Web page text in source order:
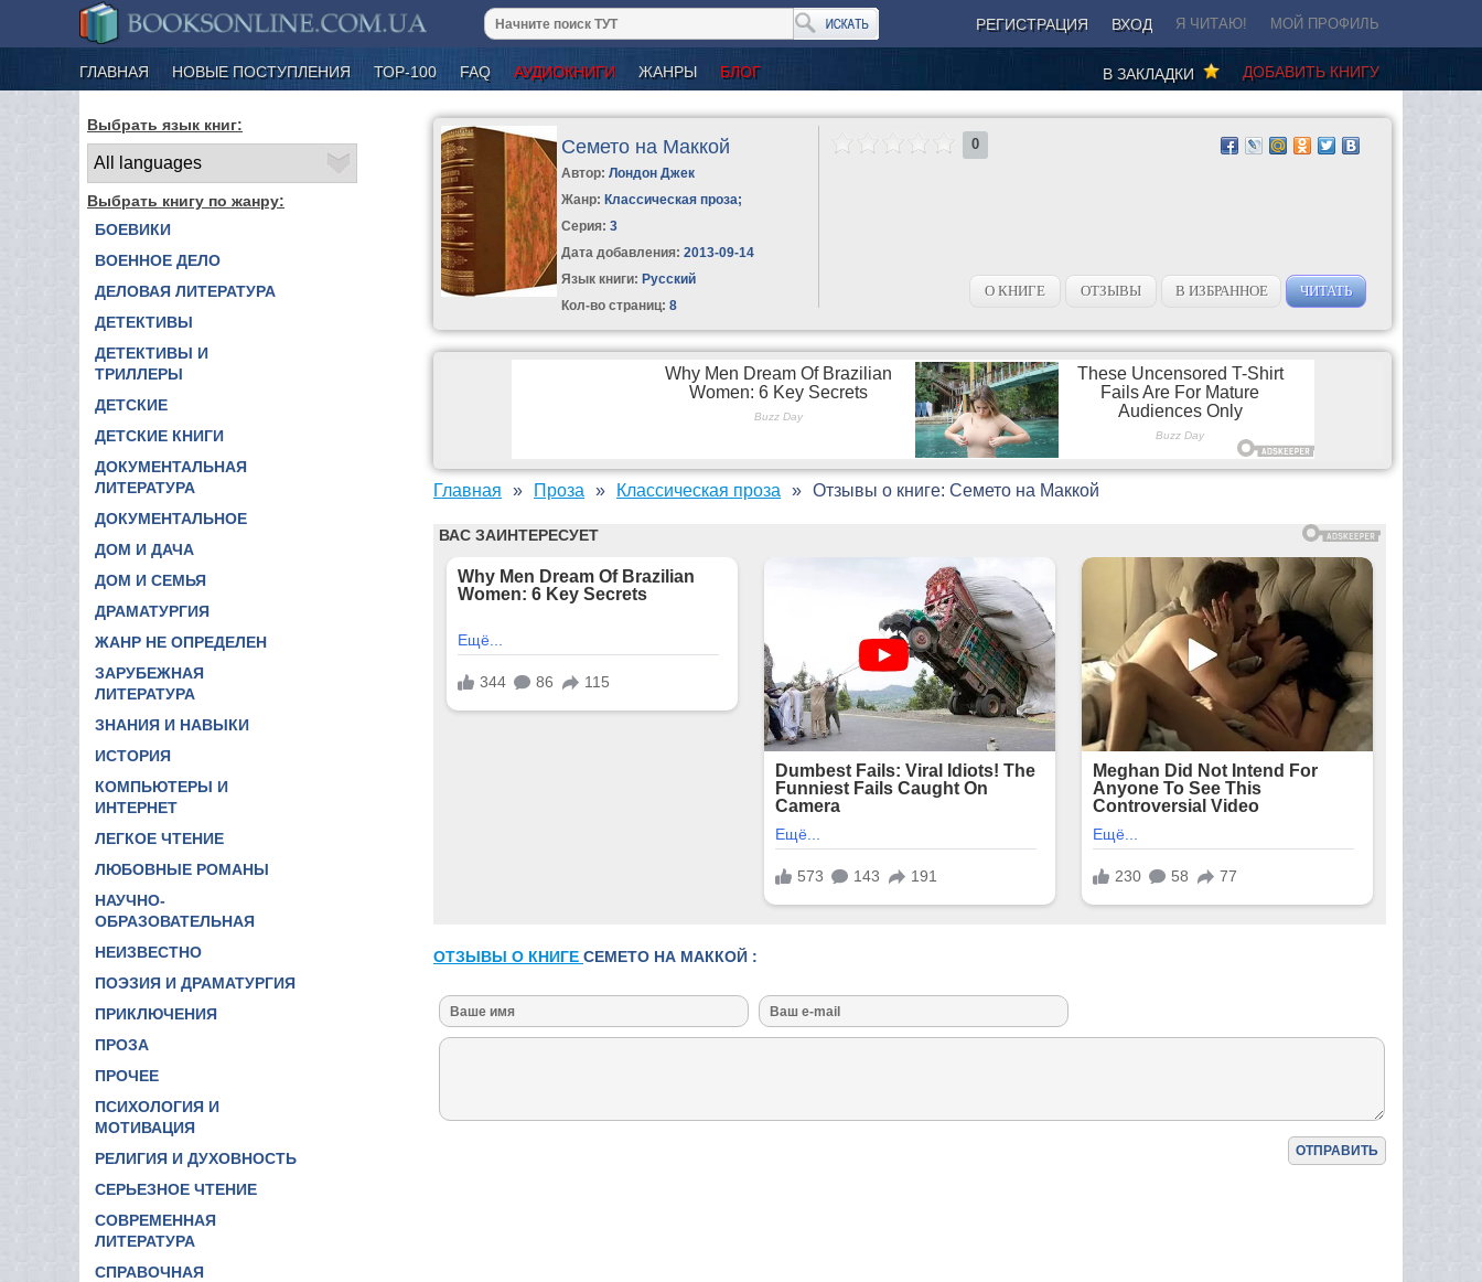
РЕГИСТРАЦИЯ ВХОД Я ЧИТАЮ! МОЙ ПРОФИЛЬ
ГЛАВНАЯ НОВЫЕ ПОСТУПЛЕНИЯ ТОР-100 FAQ АУДИОКНИГИ ЖАНРЫ БЛОГ ДОБАВИТЬ КНИГУ
В ЗАКЛАДКИ
Выбрать язык книг:
Выбрать книгу по жанру:
БОЕВИКИ
ВОЕННОЕ ДЕЛО
ДЕЛОВАЯ ЛИТЕРАТУРА
ДЕТЕКТИВЫ
ДЕТЕКТИВЫ И
ТРИЛЛЕРЫ
ДЕТСКИЕ
ДЕТСКИЕ КНИГИ
ДОКУМЕНТАЛЬНАЯ
ЛИТЕРАТУРА
ДОКУМЕНТАЛЬНОЕ
ДОМ И ДАЧА
ДОМ И СЕМЬЯ
ДРАМАТУРГИЯ
ЖАНР НЕ ОПРЕДЕЛЕН
ЗАРУБЕЖНАЯ
ЛИТЕРАТУРА
ЗНАНИЯ И НАВЫКИ
ИСТОРИЯ
КОМПЬЮТЕРЫ И
ИНТЕРНЕТ
ЛЕГКОЕ ЧТЕНИЕ
ЛЮБОВНЫЕ РОМАНЫ
НАУЧНО-
ОБРАЗОВАТЕЛЬНАЯ
НЕИЗВЕСТНО
ПОЭЗИЯ И ДРАМАТУРГИЯ
ПРИКЛЮЧЕНИЯ
ПРОЗА
ПРОЧЕЕ
ПСИХОЛОГИЯ И
МОТИВАЦИЯ
РЕЛИГИЯ И ДУХОВНОСТЬ
СЕРЬЕЗНОЕ ЧТЕНИЕ
СОВРЕМЕННАЯ
ЛИТЕРАТУРА
СПРАВОЧНАЯ
Семето на Маккой
Автор:Лондон Джек
Жанр: Классическая проза;
Серия:3
Дата добавления: 2013-09-14
Язык книги: Русский
Кол-во страниц: 8
0
О КНИГЕ ОТЗЫВЫ В ИЗБРАННОЕ ЧИТАТЬ
Главная Проза Классическая проза Отзывы о книге: Семето на Маккой
ОТЗЫВЫ О КНИГЕ СЕМЕТО НА МАККОЙ :